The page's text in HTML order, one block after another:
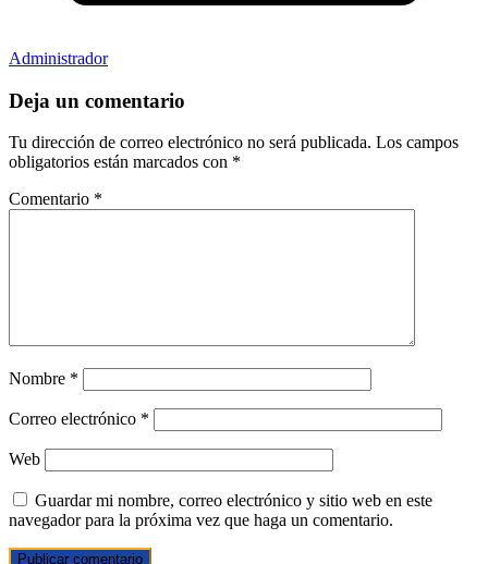
Administrador
Deja un comentario
Tu dirección de correo electrónico no será publicada. Los campos
obligatorios están marcados con *
Comentario *
Nombre *
Correo electrónico *
Web
Guardar mi nombre, correo electrónico y sitio web en este
navegador para la próxima vez que haga un comentario.